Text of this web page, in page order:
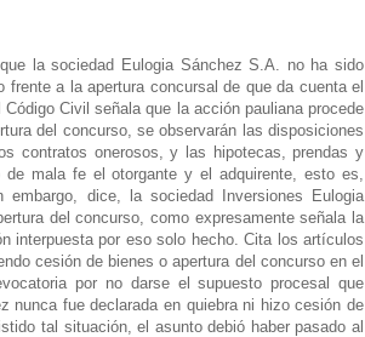
la sociedad Eulogia Sánchez S.A. no ha sido
a la apertura concursal de que da cuenta el
Civil señala que la acción pauliana procede
del concurso, se observarán las disposiciones
contratos onerosos, y las hipotecas, prendas y
mala fe el otorgante y el adquirente, esto es,
embargo, dice, la sociedad Inversiones Eulogia
del concurso, como expresamente señala la
interpuesta por eso solo hecho. Cita los artículos
cesión de bienes o apertura del concurso en el
por no darse el supuesto procesal que
nunca fue declarada en quiebra ni hizo cesión de
tal situación, el asunto debió haber pasado al